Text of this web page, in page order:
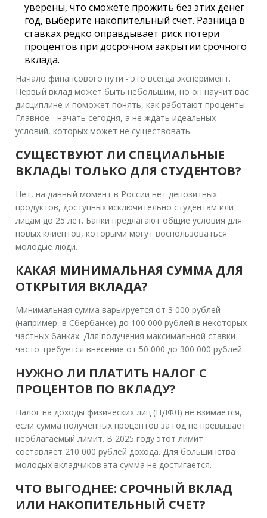
уверены, что сможете прожить без этих денег
год, выберите накопительный счет. Разница в
ставках редко оправдывает риск потери
процентов при досрочном закрытии срочного
вклада.
Начало финансового пути - это всегда эксперимент.
Первый вклад может быть небольшим, но он научит вас
дисциплине и поможет понять, как работают проценты.
Главное - начать сегодня, а не ждать идеальных
условий, которых может не существовать.
СУЩЕСТВУЮТ ЛИ СПЕЦИАЛЬНЫЕ
ВКЛАДЫ ТОЛЬКО ДЛЯ СТУДЕНТОВ?
Нет, на данный момент в России нет депозитных
продуктов, доступных исключительно студентам или
лицам до 25 лет. Банки предлагают общие условия для
новых клиентов, которыми могут воспользоваться
молодые люди.
КАКАЯ МИНИМАЛЬНАЯ СУММА ДЛЯ
ОТКРЫТИЯ ВКЛАДА?
Минимальная сумма варьируется от 3 000 рублей
(например, в Сбербанке) до 100 000 рублей в некоторых
частных банках. Для получения максимальной ставки
часто требуется внесение от 50 000 до 300 000 рублей.
НУЖНО ЛИ ПЛАТИТЬ НАЛОГ С
ПРОЦЕНТОВ ПО ВКЛАДУ?
Налог на доходы физических лиц (НДФЛ) не взимается,
если сумма полученных процентов за год не превышает
необлагаемый лимит. В 2025 году этот лимит
составляет 210 000 рублей дохода. Для большинства
молодых вкладчиков эта сумма не достигается.
ЧТО ВЫГОДНЕЕ: СРОЧНЫЙ ВКЛАД
ИЛИ НАКОПИТЕЛЬНЫЙ СЧЕТ?